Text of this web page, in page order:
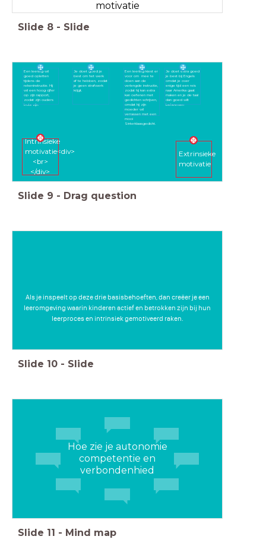
motivatie
Slide 8 - Slide
Intrinsieke
motivatie<div>
<br>
</div>
Extrinsieke
motivatie
Je doet extra goed
je best bij Engels
omdat je over
enige tijd een reis
naar Amerika gaat
maken en je de taal
dan goed wilt
beheersen
Een leerling kiest er
voor om mee te
doen aan de
verlengde instructie,
zodat hij kan extra
kan oefenen met
gedichten schrijven,
omdat hij zijn
moeder wil
verrassen met een
mooi
Sinterklaasgedicht.
Een leerling wil
goed opletten
tijdens de
rekeninstructie. Hij
wil een hoog cijfer
op zijn rapport,
zodat zijn ouders
trots zijn.
Je doet goed je
best om het werk
af te hebben, zodat
je geen strafwerk
krijgt.
Slide 9 - Drag question
Als je inspeelt op deze drie basisbehoeften, dan creëer je een
leeromgeving waarin kinderen actief en betrokken zijn bij hun
leerproces en intrinsiek gemotiveerd raken.
Slide 10 - Slide
Hoe zie je autonomie
competentie en
verbondenhied
Slide 11 - Mind map